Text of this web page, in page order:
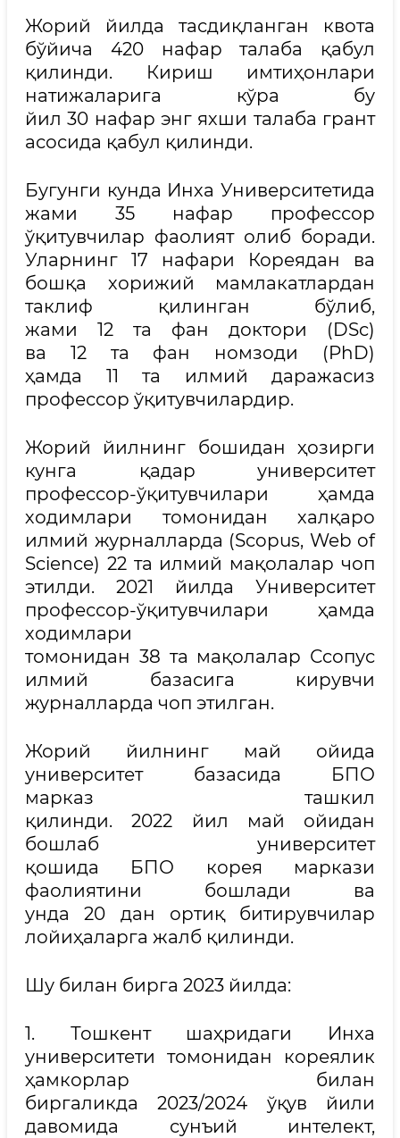
Жорий йилда тасдиқланган квота
бўйича 420 нафар талаба қабул
қилинди. Кириш имтиҳонлари
натижаларига кўра бу
йил 30 нафар энг яхши талаба грант
асосида қабул қилинди.
Бугунги кунда Инха Университетида
жами 35 нафар профессор
ўқитувчилар фаолият олиб боради.
Уларнинг 17 нафари Кореядан ва
бошқа хорижий мамлакатлардан
таклиф қилинган бўлиб,
жами 12 та фан доктори (DSc)
ва 12 та фан номзоди (PhD)
ҳамда 11 та илмий даражасиз
профессор ўқитувчилардир.
Жорий йилнинг бошидан ҳозирги
кунга қадар университет
профессор-ўқитувчилари ҳамда
ходимлари томонидан халқаро
илмий журналларда (Scopus, Web of
Science) 22 та илмий мақолалар чоп
этилди. 2021 йилда Университет
профессор-ўқитувчилари ҳамда
ходимлари
томонидан 38 та мақолалар Сcопус
илмий базасига кирувчи
журналларда чоп этилган.
Жорий йилнинг май ойида
университет базасида БПО
марказ ташкил
қилинди. 2022 йил май ойидан
бошлаб университет
қошида БПО корея маркази
фаолиятини бошлади ва
унда 20 дан ортиқ битирувчилар
лойиҳаларга жалб қилинди.
Шу билан бирга 2023 йилда:
1. Тошкент шаҳридаги Инха
университети томонидан кореялик
ҳамкорлар билан
биргаликда 2023/2024 ўқув йили
давомида сунъий интелект,